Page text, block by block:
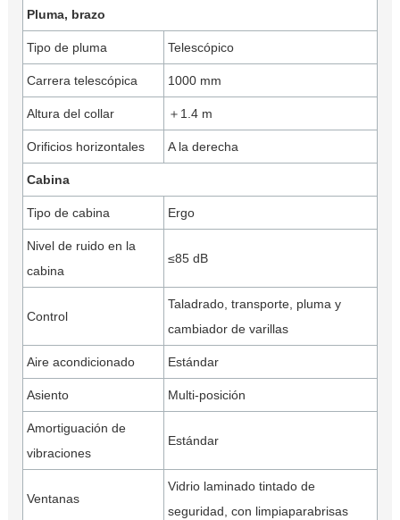
Pluma, brazo
Tipo de pluma Telescópico
Carrera telescópica 1000 mm
Altura del collar ＋1.4 m
Orificios horizontales A la derecha
Cabina
Tipo de cabina Ergo
Nivel de ruido en la
cabina
≤85 dB
Control
Taladrado, transporte, pluma y
cambiador de varillas
Aire acondicionado Estándar
Asiento Multi-posición
Amortiguación de
vibraciones
Estándar
Ventanas
Vidrio laminado tintado de
seguridad, con limpiaparabrisas